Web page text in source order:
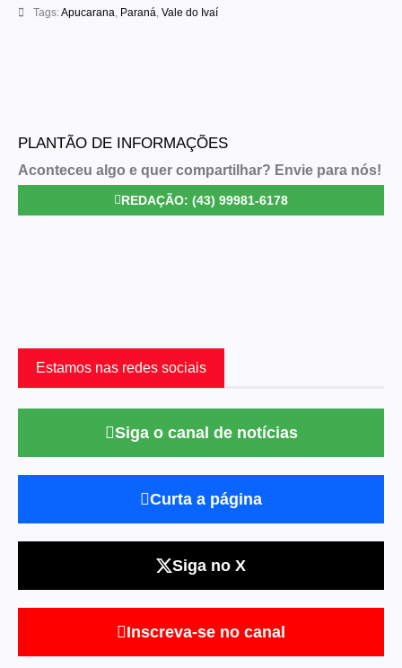
Tags:Apucarana, Paraná, Vale do Ivaí
PLANTÃO DE INFORMAÇÕES
Aconteceu algo e quer compartilhar? Envie para nós!
REDAÇÃO: (43) 99981-6178
Estamos nas redes sociais
Siga o canal de notícias
Curta a página
Siga no X
Inscreva-se no canal